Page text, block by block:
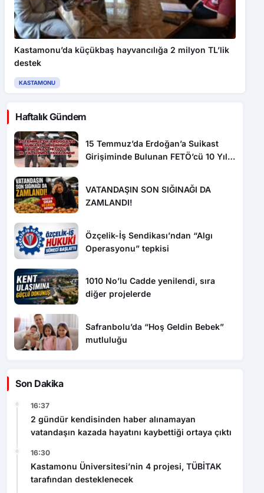
Kastamonu’da küçükbaş hayvancılığa 2 milyon TL’lik
destek
KASTAMONU
Haftalık Gündem
15 Temmuz’da Erdoğan’a Suikast
Girişiminde Bulunan FETÖ’cü 10 Yıl
VATANDAŞIN SON SIĞINAĞI DA
ZAMLANDI!
Özçelik-İş Sendikası’ndan “Algı
Operasyonu” tepkisi
1010 No’lu Cadde yenilendi, sıra
diğer projelerde
Safranbolu’da “Hoş Geldin Bebek”
mutluluğu
Son Dakika
16:37
2 gündür kendisinden haber alınamayan
vatandaşın kazada hayatını kaybettiği ortaya çıktı
16:30
Kastamonu Üniversitesi’nin 4 projesi, TÜBİTAK
tarafından desteklenecek